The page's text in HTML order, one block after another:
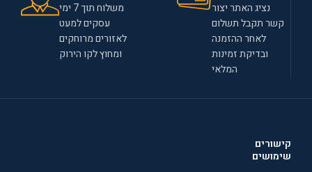
נציג האתר יצור
קשר תקבל תשלום
לאחר ההזמנה
ובדיקת זמינות
המלאי
משלוח תוך 7 ימי
עסקים למעט
לאזורים מרוחקים
ומחוץ לקו הירוק
קישורים
שימושים